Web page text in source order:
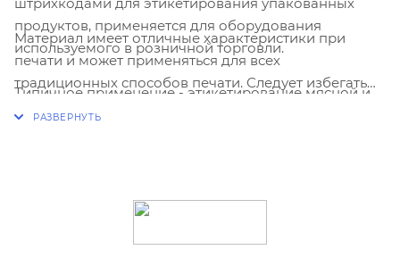
продуктов, применяется для оборудования
используемого в розничной торговли.
Типичное применение - этикетирование мясной и
рыбной продукции. Материал не рекомендуется
охлажденных поверхностей, обладает прекрасной
упаковочных материалов, включая неполярные и
Материал имеет отличные характеристики при
печати и может применяться для всех
традиционных способов печати. Следует избегать
рекомендуется предварительная консультация с